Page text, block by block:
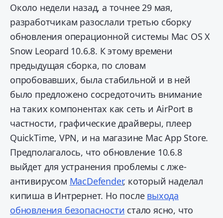
Около недели назад, а точнее 29 мая,
разработчикам разослали третью сборку
обновления операционной системы Mac OS X
Snow Leopard 10.6.8. К этому времени
предыдущая сборка, по словам
опробовавших, была стабильной и в ней
было предложено сосредоточить внимание
на таких компонентах как сеть и AirPort в
частности, графические драйверы, плеер
QuickTime, VPN, и на магазине Mac App Store.
Предполагалось, что обновление 10.6.8
выйдет для устранения проблемы с лже-
антивирусом MacDefender, который наделал
кипиша в Интрернет. Но после выхода
обновления безопасности стало ясно, что